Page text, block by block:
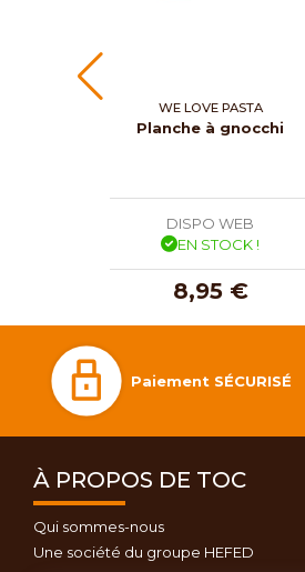
WE LOVE PASTA
Planche à gnocchi
DISPO WEB
EN STOCK !
8,95 €
Paiement SÉCURISÉ
À PROPOS DE TOC
Qui sommes-nous
Une société du groupe HEFED